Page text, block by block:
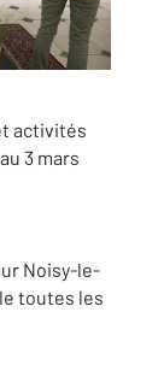
activités
3 mars
Noisy-le-
toutes les